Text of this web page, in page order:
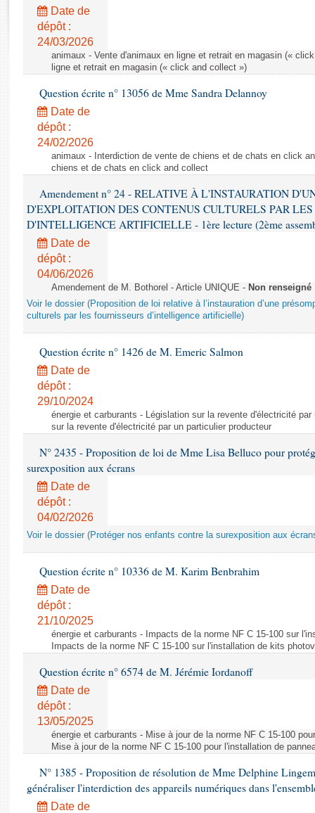
Rapports législatifs
Rapports sur l'application des lois
Baromètre de l’application des lois
Dossiers législatifs
Budget et sécurité sociale
Questions écrites et orales
Comptes rendus des débats
Date de
dépôt :
24/03/2026
animaux - Vente d'animaux en ligne et retrait en magasin («
ligne et retrait en magasin (« click and collect »)
Question écrite n° 13056 de Mme Sandra Delannoy
Date de
dépôt :
24/02/2026
animaux - Interdiction de vente de chiens et de chats en click
chiens et de chats en click and collect
Amendement n° 24 - RELATIVE À L'INSTAURATION
D'EXPLOITATION DES CONTENUS CULTURELS PAR LES
D'INTELLIGENCE ARTIFICIELLE - 1ère lecture (2ème
Date de
dépôt :
04/06/2026
Amendement de M. Bothorel - Article UNIQUE - Non renseigné
Voir le dossier (Proposition de loi relative à l’instauration d’une
culturels par les fournisseurs d’intelligence artificielle)
Question écrite n° 1426 de M. Emeric Salmon
Date de
dépôt :
29/10/2024
énergie et carburants - Législation sur la revente d'électricité
sur la revente d'électricité par un particulier producteur
N° 2435 - Proposition de loi de Mme Lisa Belluco pour
surexposition aux écrans
Date de
dépôt :
04/02/2026
Voir le dossier (Protéger nos enfants contre la surexposition aux
Question écrite n° 10336 de M. Karim Benbrahim
Date de
dépôt :
21/10/2025
énergie et carburants - Impacts de la norme NF C 15-100 sur
Impacts de la norme NF C 15-100 sur l'installation de kits
Question écrite n° 6574 de M. Jérémie Iordanoff
Date de
dépôt :
13/05/2025
énergie et carburants - Mise à jour de la norme NF C 15-100
Mise à jour de la norme NF C 15-100 pour l'installation de
N° 1385 - Proposition de résolution de Mme Delphine
généraliser l'interdiction des appareils numériques dans
Date de